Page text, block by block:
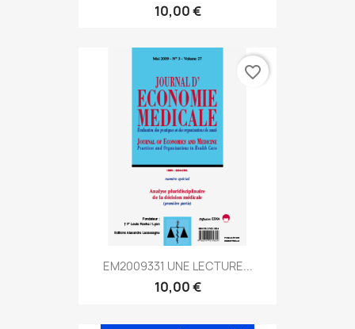
10,00 €
EM2009331 UNE LECTURE...
10,00 €
favorite_border